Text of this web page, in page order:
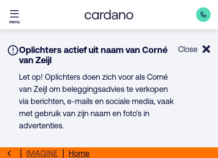
Direct
naar
menu
Notice:
Oplichters actief uit naam van Corné
van Zeijl
Let op! Oplichters doen zich voor als Corné
van Zeijl om beleggingsadvies te verkopen
via berichten, e-mails en sociale media, vaak
met gebruik van zijn naam en foto's in
advertenties.
Close
Home
IMAGINE